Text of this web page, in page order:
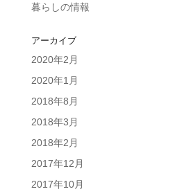
暮らしの情報
アーカイブ
2020年2月
2020年1月
2018年8月
2018年3月
2018年2月
2017年12月
2017年10月